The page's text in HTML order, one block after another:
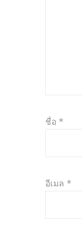
ชื่อ *
อีเมล *